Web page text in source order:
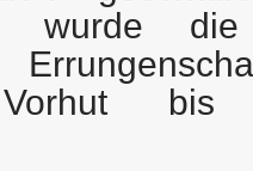
wurde
Vorhut bis